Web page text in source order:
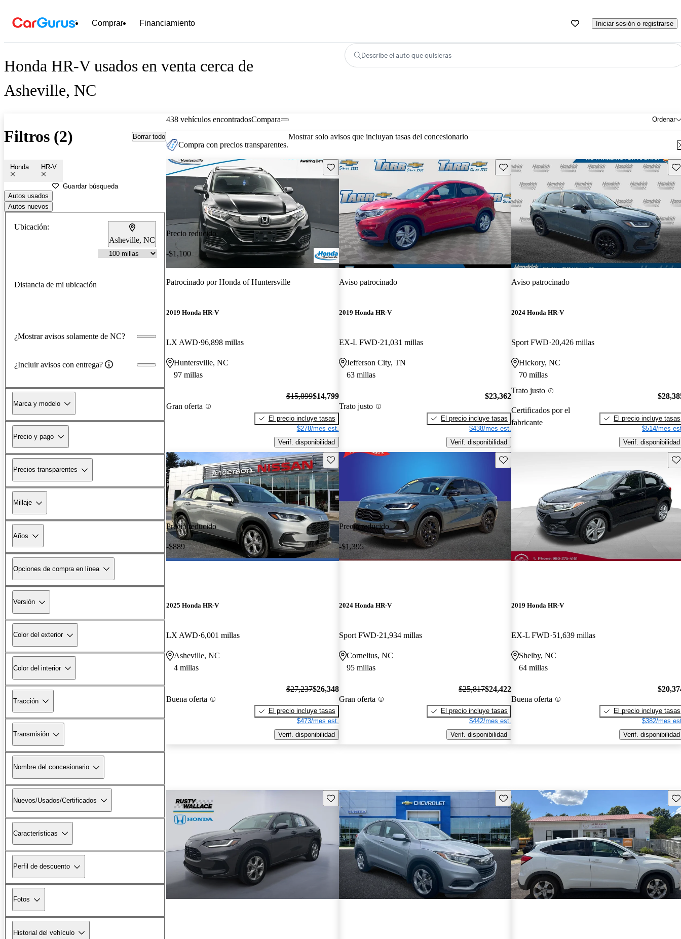
Comprar Financiamiento Iniciar sesión o registrarse
Honda HR-V usados en venta cerca de
Asheville, NC
Describe el auto que quisieras
Filtros (2) Borrar todo
Honda HR-V
Guardar búsqueda
Autos usados
Autos nuevos
Ubicación:
Asheville, NC
Distancia de mi ubicación
¿Mostrar avisos solamente de NC?
¿Incluir avisos con entrega?
Marca y modelo
Precio y pago
Precios transparentes
Millaje
Años
Opciones de compra en línea
Versión
Color del exterior
Color del interior
Tracción
Transmisión
Nombre del concesionario
Nuevos/Usados/Certificados
Características
Perfil de descuento
Fotos
Historial del vehículo
438 vehículos encontrados Ordenar
Compara
Compra con precios transparentes.
Mostrar solo avisos que incluyan tasas del concesionario
Precio reducido
-$1,100
Guarda este Aviso
Patrocinado porHonda of Huntersville
2019 Honda HR-V
LX AWD 96,898 millas
Huntersville, NC
97 millas
Gran oferta
$15,899$14,799
El precio incluye tasas
$278/mes est.
Verif. disponibilidad
Guarda este Aviso
Aviso patrocinado
2019 Honda HR-V
EX-L FWD 21,031 millas
Jefferson City, TN
63 millas
Trato justo
$23,362
El precio incluye tasas
$438/mes est.
Verif. disponibilidad
Aviso patrocinado
2024 Honda HR-V
Sport FWD 20,426 millas
Hickory, NC
70 millas
Trato justo
Certificados por el
fabricante
El precio incluye tasas
$514/mes
Verif. disponibilidad
Precio reducido
-$889
Guarda este Aviso
2025 Honda HR-V
LX AWD 6,001 millas
Asheville, NC
4 millas
Buena oferta
$27,237$26,348
El precio incluye tasas
$473/mes est.
Verif. disponibilidad
Precio reducido
-$1,395
Guarda este Aviso
2024 Honda HR-V
Sport FWD 21,934 millas
Cornelius, NC
95 millas
Gran oferta
$25,817$24,422
El precio incluye tasas
$442/mes est.
Verif. disponibilidad
2019 Honda HR-V
EX-L FWD 51,639 millas
Shelby, NC
64 millas
Buena oferta
El precio incluye tasas
$382/mes
Verif. disponibilidad
Guarda este Aviso Guarda este Aviso